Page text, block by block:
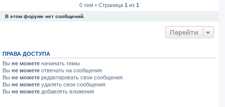
0 тем • Страница1 из1
В этом форуме нет сообщений.
Перейти
ПРАВА ДОСТУПА
Вы не можете начинать темы
Вы не можете отвечать на сообщения
Вы не можете редактировать свои сообщения
Вы не можете удалять свои сообщения
Вы не можете добавлять вложения